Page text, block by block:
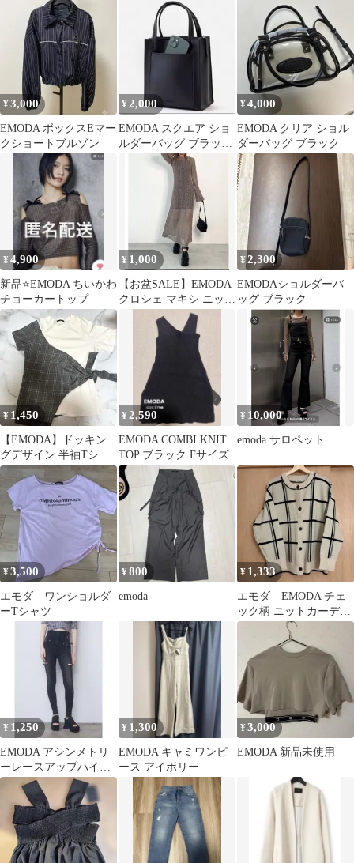
¥3,000
EMODA ボックスEマー
クショートブルゾン
¥2,000
EMODA スクエア ショ
ルダーバッグ ブラッ
ク ムック本 宝島社
¥4,000
EMODA クリア ショル
ダーバッグ ブラック
¥4,900
新品⭐️EMODA ちいかわ
チョーカートップ
¥ 1,000
【お盆SALE】EMODA
クロシェ マキシ ニット
ワンピース F
¥2,300
EMODAショルダーバ
ッグ ブラック
¥ 1,450
【EMODA】ドッキン
グデザイン 半袖Tシャ
ツ チェック柄
¥2,590
EMODA COMBI KNIT
TOP ブラック Fサイズ
¥ 10,000
emoda サロペット
¥3,500
エモダ ワンショルダ
ーTシャツ
¥800
emoda
¥ 1,333
エモダ EMODA チェ
ック柄 ニットカーディ
ガン
¥ 1,250
EMODA アシンメトリ
ーレースアップハイウ
エストパギンス
¥ 1,300
EMODA キャミワンピ
ース アイボリー
¥3,000
EMODA 新品未使用